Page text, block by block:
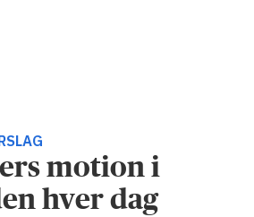
motion i
hver dag